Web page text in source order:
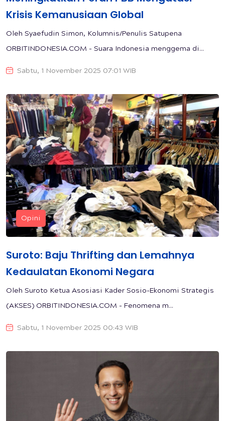
Krisis Kemanusiaan Global
Oleh Syaefudin Simon, Kolumnis/Penulis Satupena
ORBITINDONESIA.COM - Suara Indonesia menggema di...
Sabtu, 1 November 2025 07:01 WIB
Opini
Suroto: Baju Thrifting dan Lemahnya
Kedaulatan Ekonomi Negara
Oleh Suroto Ketua Asosiasi Kader Sosio-Ekonomi Strategis
(AKSES) ORBITINDONESIA.COM - Fenomena m...
Sabtu, 1 November 2025 00:43 WIB